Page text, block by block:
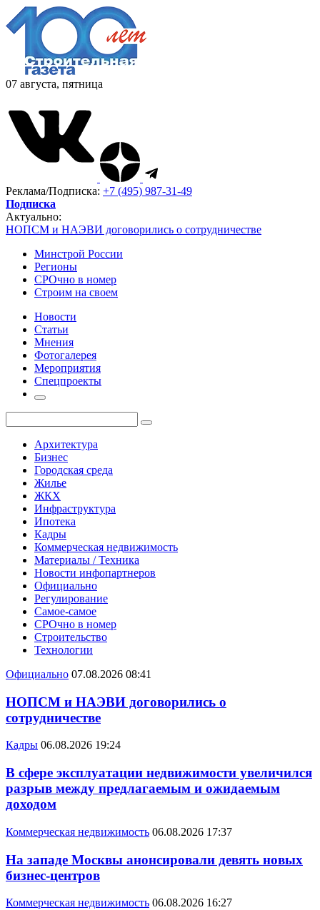
07 августа, пятница
Реклама/Подписка: +7 (495) 987-31-49
Подписка
Актуально:
НОПСМ и НАЭВИ договорились о сотрудничестве
Минстрой России
Регионы
СРОчно в номер
Строим на своем
Новости
Статьи
Мнения
Фотогалерея
Мероприятия
Спецпроекты
Архитектура
Бизнес
Городская среда
Жилье
ЖКХ
Инфраструктура
Ипотека
Кадры
Коммерческая недвижимость
Материалы / Техника
Новости инфопартнеров
Официально
Регулирование
Самое-самое
СРОчно в номер
Строительство
Технологии
Официально 07.08.2026 08:41
НОПСМ и НАЭВИ договорились о
сотрудничестве
Кадры 06.08.2026 19:24
В сфере эксплуатации недвижимости увеличился
разрыв между предлагаемым и ожидаемым
доходом
Коммерческая недвижимость 06.08.2026 17:37
На западе Москвы анонсировали девять новых
бизнес-центров
Коммерческая недвижимость 06.08.2026 16:27